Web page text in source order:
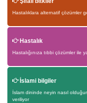
Hastalıklara alternatif çözümler
Hastalık
Hastalığınıza tıbbi çözümler ile
İslami bilgiler
İslam dininde neyin nasıl
veriliyor